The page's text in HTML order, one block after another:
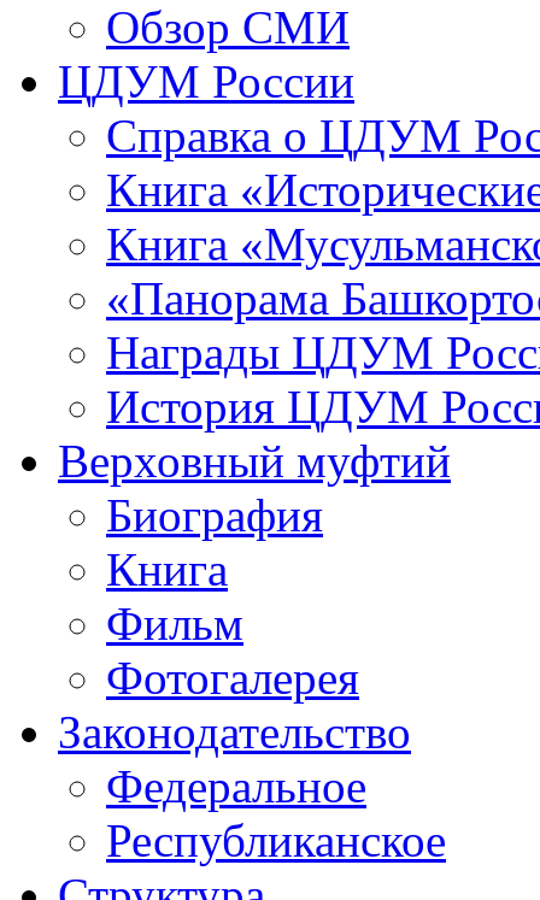
Обзор СМИ
ЦДУМ России
Справка о ЦДУМ
Книга
Книга
«Панорама
Награды ЦДУМ
История ЦДУМ
Верховный муфтий
Биография
Книга
Фильм
Фотогалерея
Законодательство
Федеральное
Республиканское